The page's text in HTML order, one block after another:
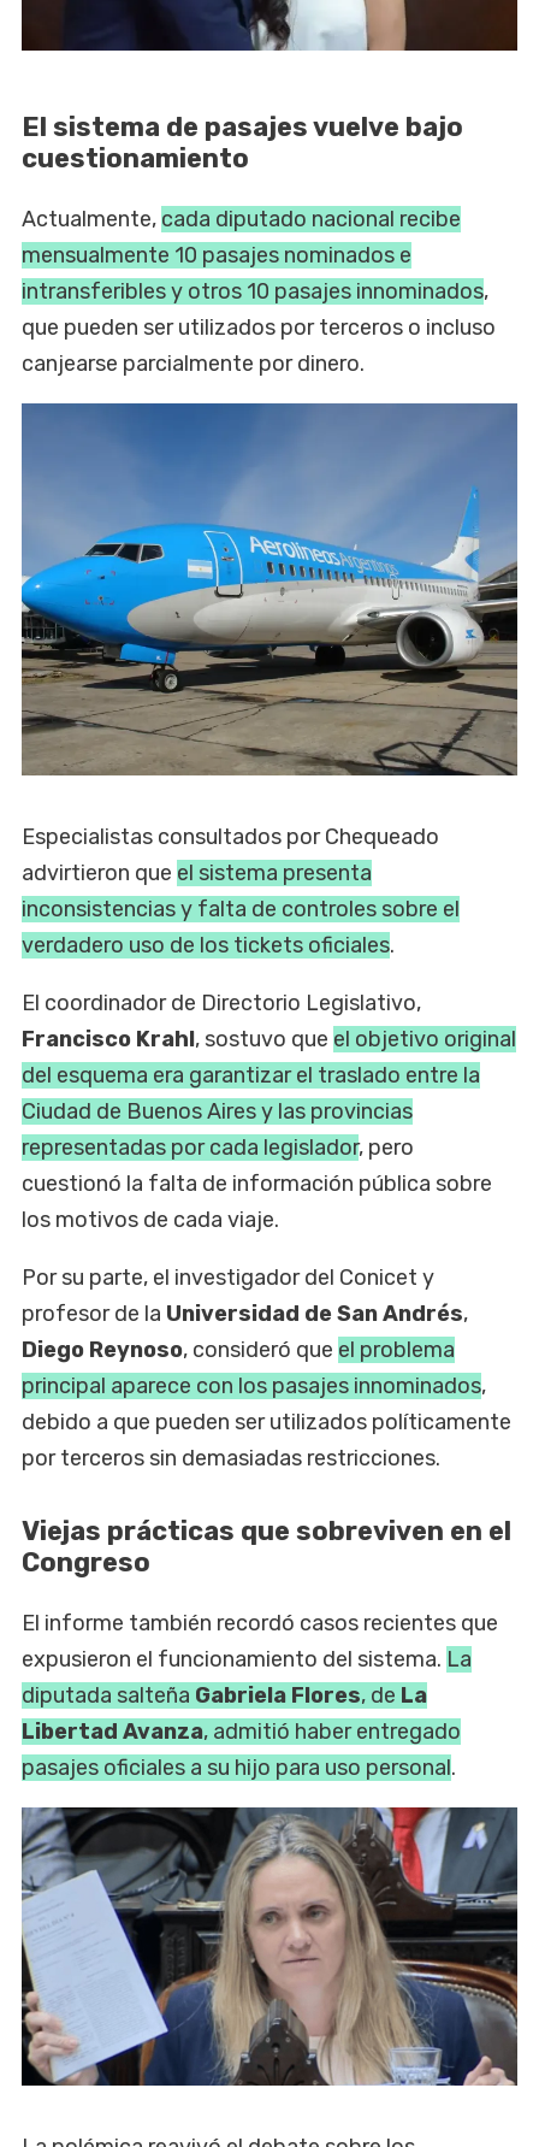
El sistema de pasajes vuelve bajo
cuestionamiento
Actualmente, cada diputado nacional recibe
mensualmente 10 pasajes nominados e
intransferibles y otros 10 pasajes innominados,
que pueden ser utilizados por terceros o incluso
canjearse parcialmente por dinero.
Especialistas consultados por Chequeado
advirtieron que el sistema presenta
inconsistencias y falta de controles sobre el
verdadero uso de los tickets oficiales.
El coordinador de Directorio Legislativo,
Francisco Krahl, sostuvo que el objetivo original
del esquema era garantizar el traslado entre la
Ciudad de Buenos Aires y las provincias
representadas por cada legislador, pero
cuestionó la falta de información pública sobre
los motivos de cada viaje.
Por su parte, el investigador del Conicet y
profesor de la Universidad de San Andrés,
Diego Reynoso, consideró que el problema
principal aparece con los pasajes innominados,
debido a que pueden ser utilizados políticamente
por terceros sin demasiadas restricciones.
Viejas prácticas que sobreviven en el
Congreso
El informe también recordó casos recientes que
expusieron el funcionamiento del sistema. La
diputada salteña Gabriela Flores, de La
Libertad Avanza, admitió haber entregado
pasajes oficiales a su hijo para uso personal.